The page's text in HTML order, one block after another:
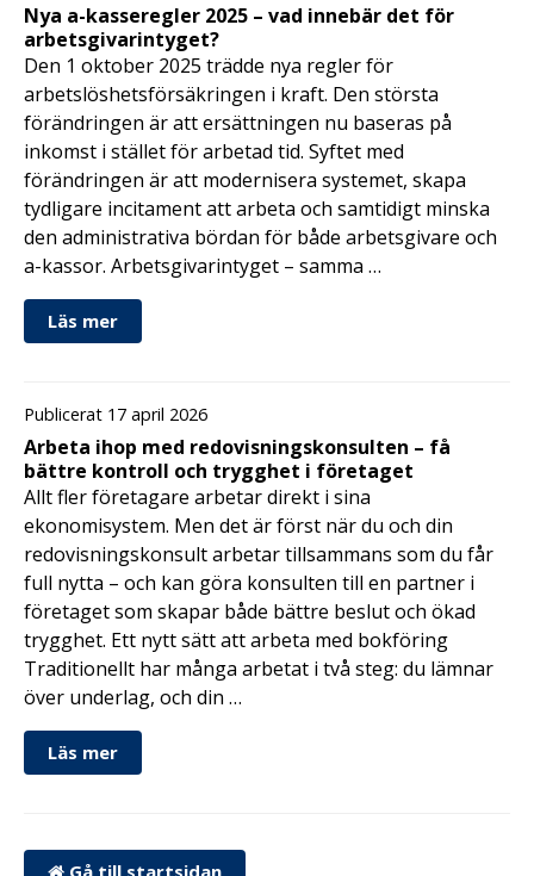
Nya a-kasseregler 2025 – vad innebär det för
arbetsgivarintyget?
Den 1 oktober 2025 trädde nya regler för
arbetslöshetsförsäkringen i kraft. Den största
förändringen är att ersättningen nu baseras på
inkomst i stället för arbetad tid. Syftet med
förändringen är att modernisera systemet, skapa
tydligare incitament att arbeta och samtidigt minska
den administrativa bördan för både arbetsgivare och
a-kassor. Arbetsgivarintyget – samma …
Läs mer
Publicerat 17 april 2026
Arbeta ihop med redovisningskonsulten – få
bättre kontroll och trygghet i företaget
Allt fler företagare arbetar direkt i sina
ekonomisystem. Men det är först när du och din
redovisningskonsult arbetar tillsammans som du får
full nytta – och kan göra konsulten till en partner i
företaget som skapar både bättre beslut och ökad
trygghet. Ett nytt sätt att arbeta med bokföring
Traditionellt har många arbetat i två steg: du lämnar
över underlag, och din …
Läs mer
Gå till startsidan